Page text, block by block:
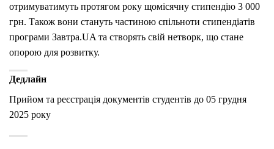
отримуватимуть протягом року щомісячну стипендію 3 000
грн. Також вони стануть частиною спільноти стипендіатів
програми Завтра.UA та створять свій нетворк, що стане
опорою для розвитку.
Дедлайн
Прийом та реєстрація документів студентів до 05 грудня
2025 року